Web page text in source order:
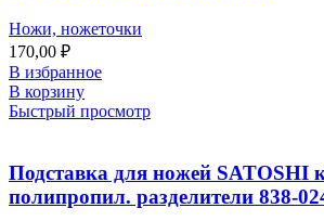
Ножи, ножеточки
170,00 ₽
В избранное
В корзину
Быстрый просмотр
Подставка для ножей SATOSHI
полипропил. разделители 838-